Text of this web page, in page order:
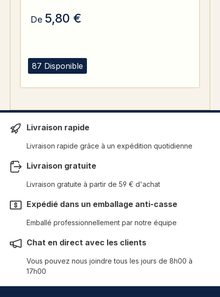
87 Disponible
De 5,80 €
Livraison rapide
Livraison rapide grâce à un expédition quotidienne
Livraison gratuite
Livraison gratuite à partir de 59 € d'achat
Expédié dans un emballage anti-casse
Emballé professionnellement par notre équipe
Chat en direct avec les clients
Vous pouvez nous joindre tous les jours de 8h00 à
17h00